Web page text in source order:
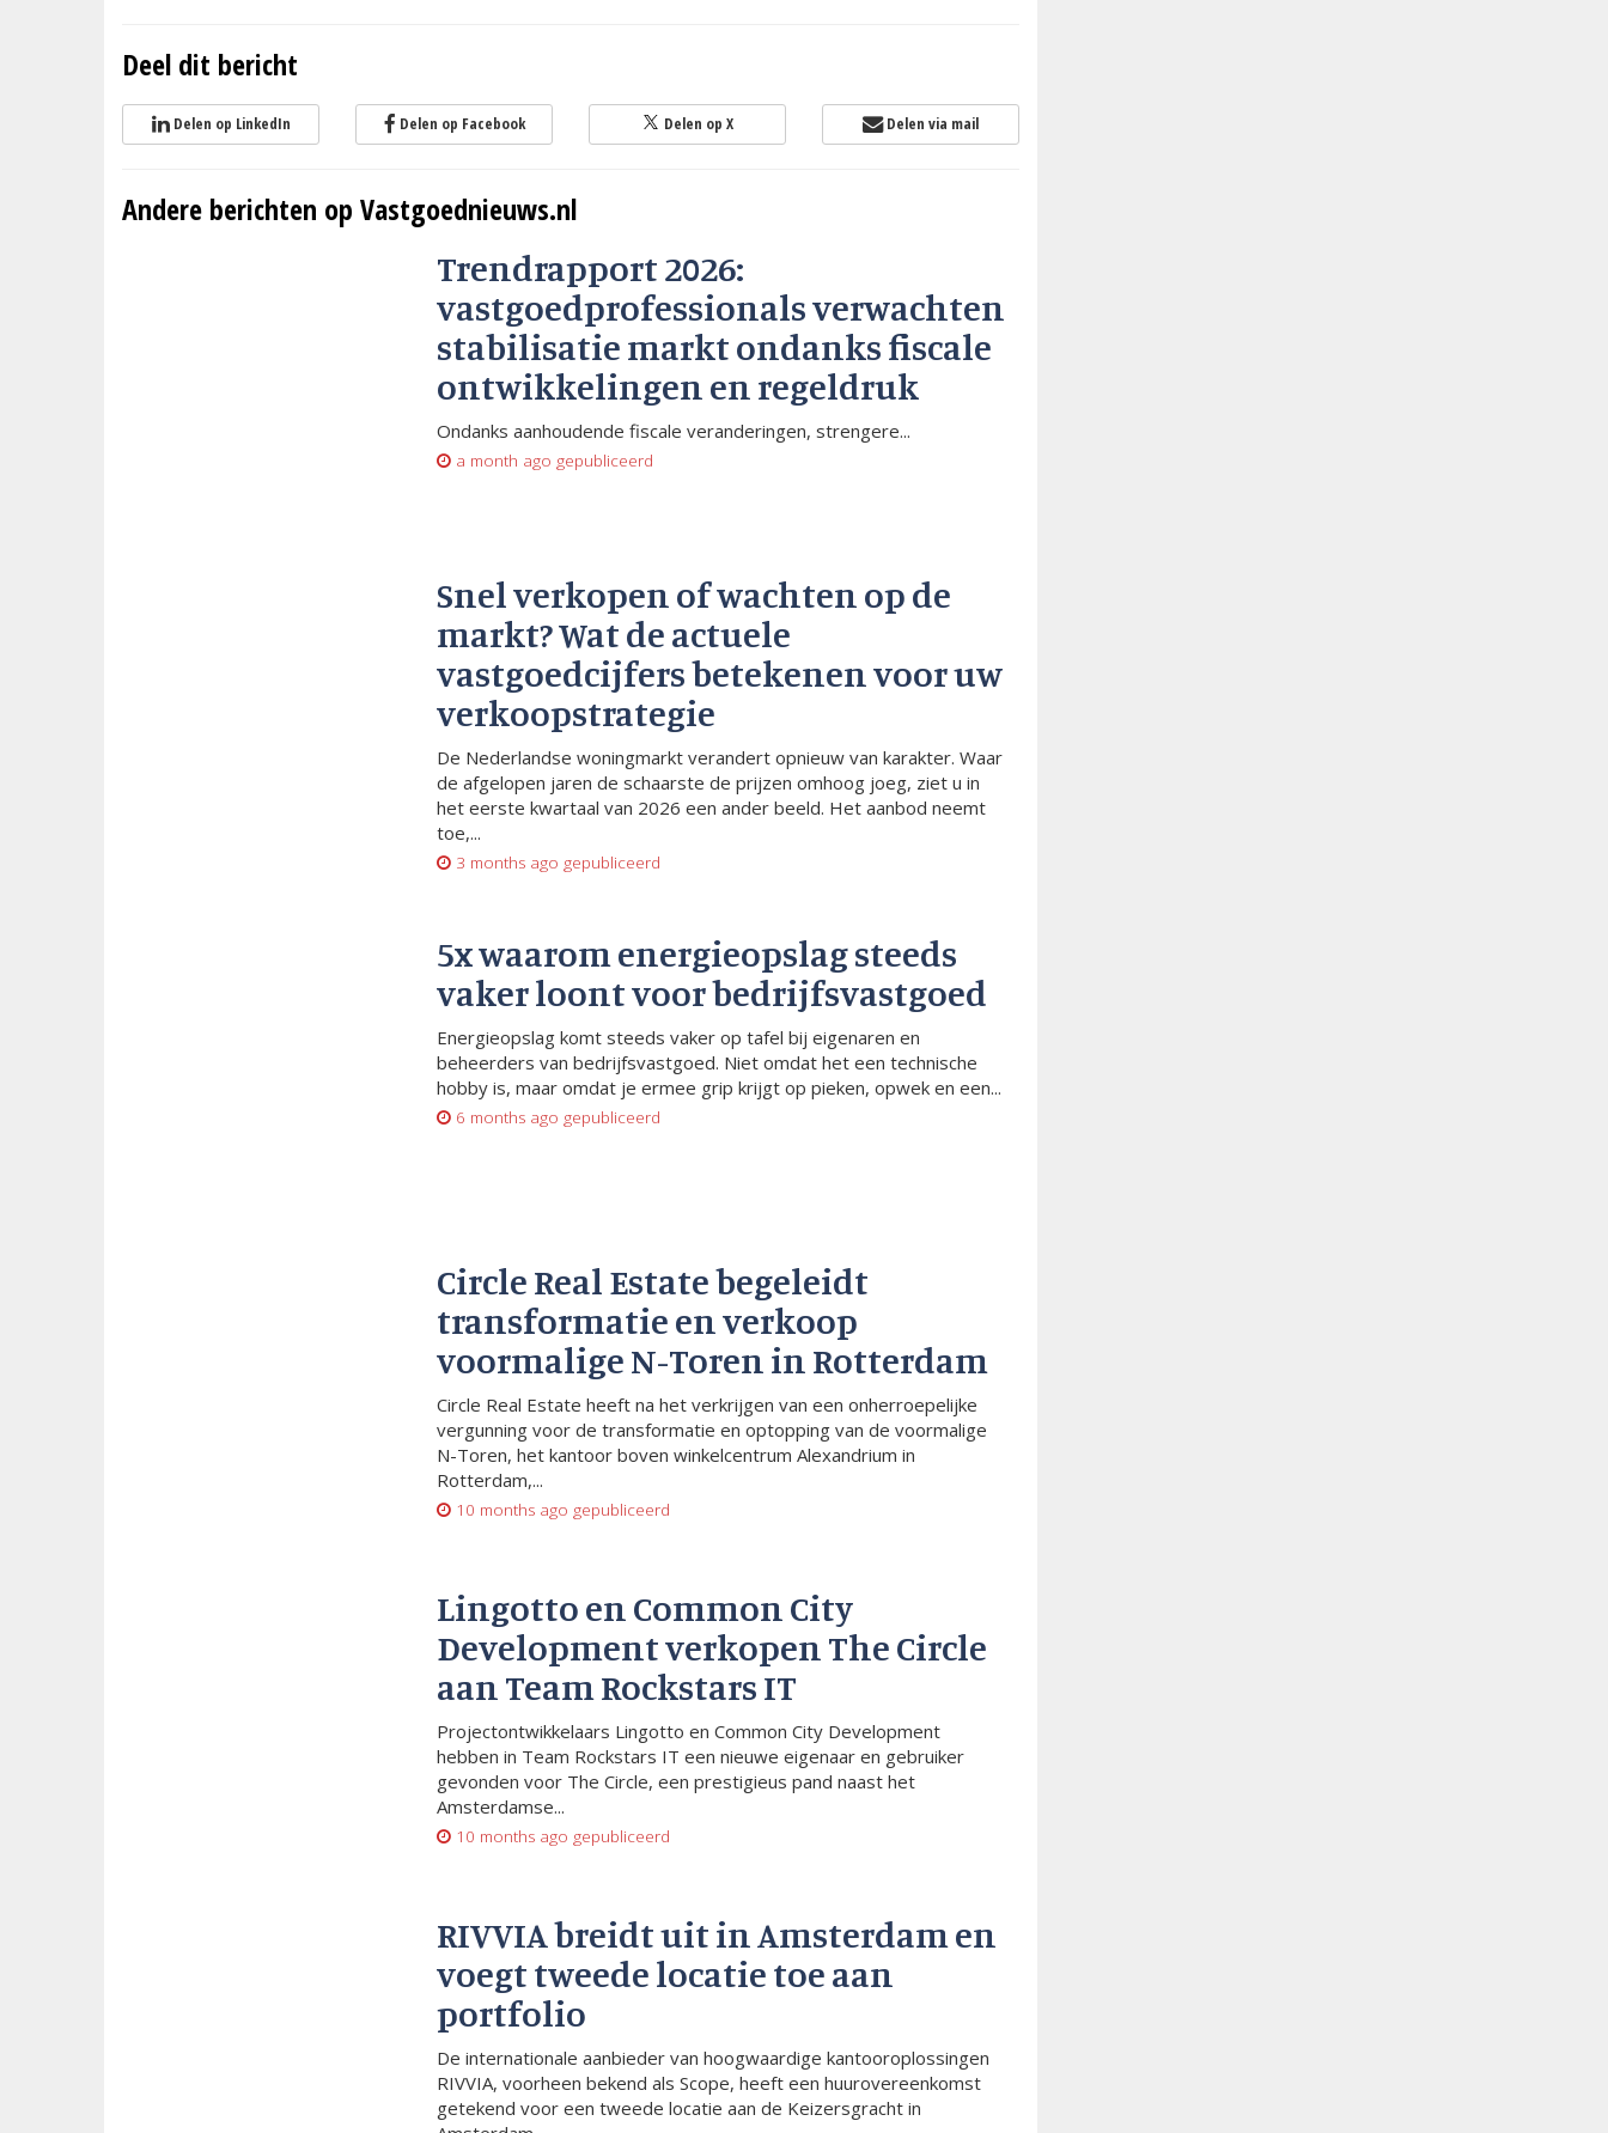
Deel dit bericht
Delen op LinkedIn Delen op Facebook Delen op X Delen via mail
Andere berichten op Vastgoednieuws.nl
Trendrapport 2026:
vastgoedprofessionals verwachten
stabilisatie markt ondanks fiscale
ontwikkelingen en regeldruk
Ondanks aanhoudende fiscale veranderingen, strengere...
a month ago gepubliceerd
Snel verkopen of wachten op de
markt? Wat de actuele
vastgoedcijfers betekenen voor uw
verkoopstrategie
De Nederlandse woningmarkt verandert opnieuw van karakter. Waar
de afgelopen jaren de schaarste de prijzen omhoog joeg, ziet u in
het eerste kwartaal van 2026 een ander beeld. Het aanbod neemt
toe,...
3 months ago gepubliceerd
5x waarom energieopslag steeds
vaker loont voor bedrijfsvastgoed
Energieopslag komt steeds vaker op tafel bij eigenaren en
beheerders van bedrijfsvastgoed. Niet omdat het een technische
hobby is, maar omdat je ermee grip krijgt op pieken, opwek en een...
6 months ago gepubliceerd
Circle Real Estate begeleidt
transformatie en verkoop
voormalige N-Toren in Rotterdam
Circle Real Estate heeft na het verkrijgen van een onherroepelijke
vergunning voor de transformatie en optopping van de voormalige
N-Toren, het kantoor boven winkelcentrum Alexandrium in
Rotterdam,...
10 months ago gepubliceerd
Lingotto en Common City
Development verkopen The Circle
aan Team Rockstars IT
Projectontwikkelaars Lingotto en Common City Development
hebben in Team Rockstars IT een nieuwe eigenaar en gebruiker
gevonden voor The Circle, een prestigieus pand naast het
Amsterdamse...
10 months ago gepubliceerd
RIVVIA breidt uit in Amsterdam en
voegt tweede locatie toe aan
portfolio
De internationale aanbieder van hoogwaardige kantooroplossingen
RIVVIA, voorheen bekend als Scope, heeft een huurovereenkomst
getekend voor een tweede locatie aan de Keizersgracht in